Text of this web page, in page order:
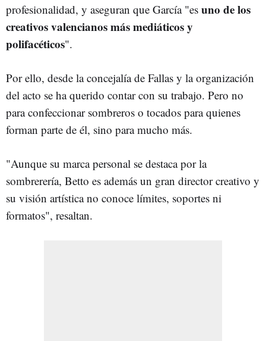
profesionalidad, y aseguran que García "es uno de los
creativos valencianos más mediáticos y
polifacéticos".
Por ello, desde la concejalía de Fallas y la organización
del acto se ha querido contar con su trabajo. Pero no
para confeccionar sombreros o tocados para quienes
forman parte de él, sino para mucho más.
"Aunque su marca personal se destaca por la
sombrerería, Betto es además un gran director creativo y
su visión artística no conoce límites, soportes ni
formatos", resaltan.